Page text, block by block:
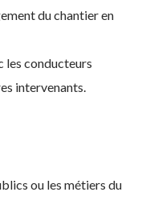
du chantier en
les conducteurs
intervenants.
ou les métiers du